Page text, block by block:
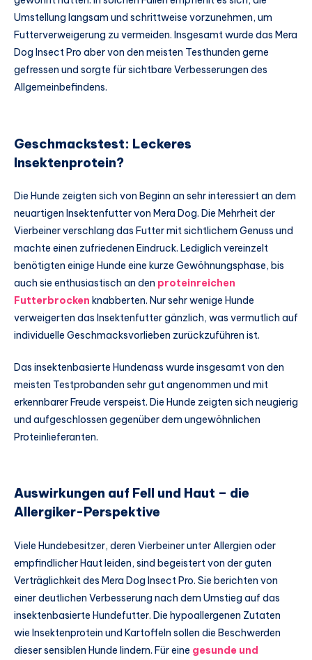
Umstellung langsam und schrittweise vorzunehmen, um
Futterverweigerung zu vermeiden. Insgesamt wurde das Mera
Dog Insect Pro aber von den meisten Testhunden gerne
gefressen und sorgte für sichtbare Verbesserungen des
Allgemeinbefindens.
Geschmackstest: Leckeres
Insektenprotein?
Die Hunde zeigten sich von Beginn an sehr interessiert an dem
neuartigen Insektenfutter von Mera Dog. Die Mehrheit der
Vierbeiner verschlang das Futter mit sichtlichem Genuss und
machte einen zufriedenen Eindruck. Lediglich vereinzelt
benötigten einige Hunde eine kurze Gewöhnungsphase, bis
auch sie enthusiastisch an den proteinreichen
Futterbrocken knabberten. Nur sehr wenige Hunde
verweigerten das Insektenfutter gänzlich, was vermutlich auf
individuelle Geschmacksvorlieben zurückzuführen ist.
Das insektenbasierte Hundenass wurde insgesamt von den
meisten Testprobanden sehr gut angenommen und mit
erkennbarer Freude verspeist. Die Hunde zeigten sich neugierig
und aufgeschlossen gegenüber dem ungewöhnlichen
Proteinlieferanten.
Auswirkungen auf Fell und Haut – die
Allergiker-Perspektive
Viele Hundebesitzer, deren Vierbeiner unter Allergien oder
empfindlicher Haut leiden, sind begeistert von der guten
Verträglichkeit des Mera Dog Insect Pro. Sie berichten von
einer deutlichen Verbesserung nach dem Umstieg auf das
insektenbasierte Hundefutter. Die hypoallergenen Zutaten
wie Insektenprotein und Kartoffeln sollen die Beschwerden
dieser sensiblen Hunde lindern. Für eine gesunde und